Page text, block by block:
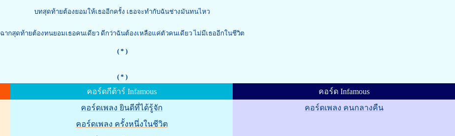
บทสุดท้ายต้องยอมให้เธออีกครั้ง เธอจะทำกับฉันช่างมันทนไหว
ฉากสุดท้ายต้องทนยอมเธอคนเดียว ดีกว่าฉันต้องเหลือแค่ตัวคนเดียว ไม่มีเธออีกในชีวิต
( * )
( * )
คอร์ดกีต้าร์ Infamous
คอร์ดเพลง ยินดีที่ได้รู้จัก
คอร์ดเพลง ครั้งหนึ่งในชีวิต
คอร์ด Infamous
คอร์ดเพลง คนกลางคืน